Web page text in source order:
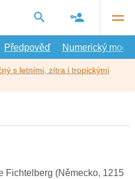
Předpověď Numerický model
s letními, zítra i tropickými
Fichtelberg (Německo, 1215